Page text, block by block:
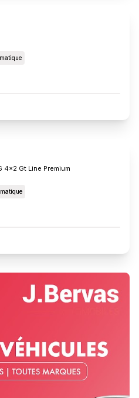
4x2 Gt Line Premium